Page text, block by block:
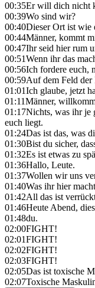
00:35Er will dich nicht
00:39Wo sind wir?
00:40Dieser Ort ist wie
00:44Männer, kommt
00:47Ihr seid hier rum
00:51Wenn ihr das
00:56Ich fordere euch,
00:59Auf dem Feld der
01:01Ich glaube, jetzt
01:11Männer,
01:17Nichts, was ihr je
euch liegt.
01:24Das ist das, was
01:30Bist du sicher,
01:32Es ist etwas zu
01:36Hallo, Leute.
01:37Wollen wir uns
01:40Was ihr hier
01:42All das ist
01:46Heute Abend,
01:48du.
02:00FIGHT!
02:01FIGHT!
02:02FIGHT!
02:03FIGHT!
02:05Das ist toxische
02:07Toxische